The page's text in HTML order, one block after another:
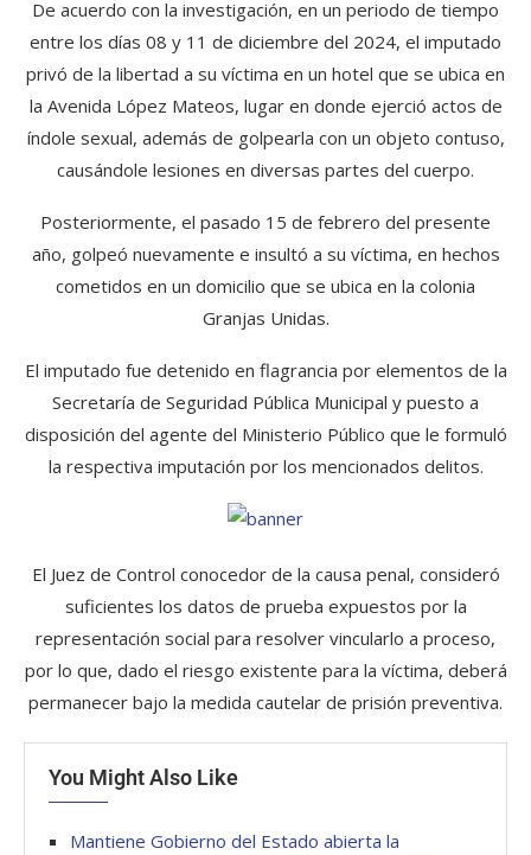
De acuerdo con la investigación, en un periodo de tiempo
entre los días 08 y 11 de diciembre del 2024, el imputado
privó de la libertad a su víctima en un hotel que se ubica en
la Avenida López Mateos, lugar en donde ejerció actos de
índole sexual, además de golpearla con un objeto contuso,
causándole lesiones en diversas partes del cuerpo.
Posteriormente, el pasado 15 de febrero del presente
año, golpeó nuevamente e insultó a su víctima, en hechos
cometidos en un domicilio que se ubica en la colonia
Granjas Unidas.
El imputado fue detenido en flagrancia por elementos de la
Secretaría de Seguridad Pública Municipal y puesto a
disposición del agente del Ministerio Público que le formuló
la respectiva imputación por los mencionados delitos.
El Juez de Control conocedor de la causa penal, consideró
suficientes los datos de prueba expuestos por la
representación social para resolver vincularlo a proceso,
por lo que, dado el riesgo existente para la víctima, deberá
permanecer bajo la medida cautelar de prisión preventiva.
You Might Also Like
Mantiene Gobierno del Estado abierta la